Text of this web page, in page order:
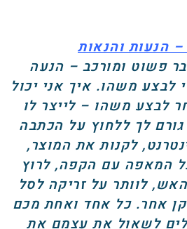
הנעות והנאות
פשוט ומורכב – הנעה
לבצע משהו. איך אני יכול
לבצע משהו – לייצר לו
לך ללחוץ על הכתבה
לקנות את המוצר,
המאפה עם הקפה, לרוץ
לוותר על זריקה לסל
אחר. כל אחד ואחת מכם
לשאול את עצמם את